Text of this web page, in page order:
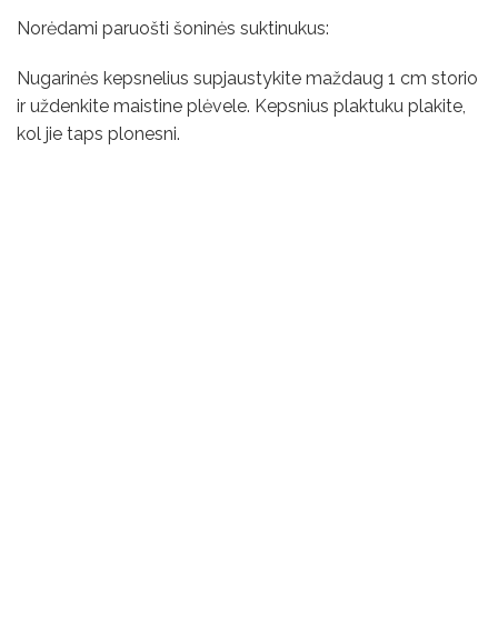
Norėdami paruošti šoninės suktinukus:
Nugarinės kepsnelius supjaustykite maždaug 1 cm storio
ir uždenkite maistine plėvele. Kepsnius plaktuku plakite,
kol jie taps plonesni.